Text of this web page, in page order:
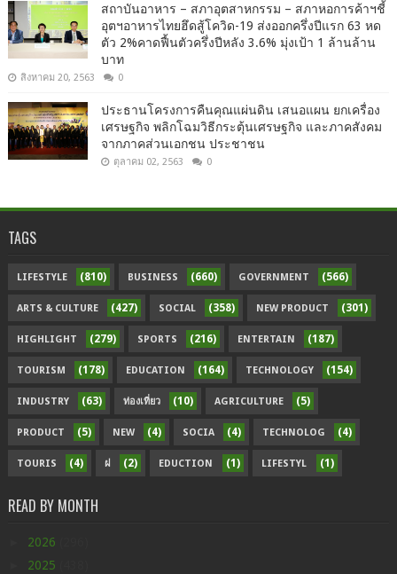
สถาบันอาหาร – สภาอุตสาหกรรม – สภาหอการค้าฯชี้
อุตฯอาหารไทยฮึดสู้โควิด-19 ส่งออกครึ่งปีแรก 63 หด
ตัว 2%คาดฟื้นตัวครึ่งปีหลัง 3.6% มุ่งเป้า 1 ล้านล้าน
บาท
สิงหาคม 20, 2563 0
ประธานโครงการคืนคุณแผ่นดิน เสนอแผน ยกเครื่อง
เศรษฐกิจ พลิกโฉมวิธีกระตุ้นเศรษฐกิจ และภาคสังคม
จากภาคส่วนเอกชน ประชาชน
ตุลาคม 02, 2563 0
TAGS
LIFESTYLE (810) BUSINESS (660) GOVERNMENT (566)
ARTS & CULTURE (427) SOCIAL (358) NEW PRODUCT (301)
HIGHLIGHT (279) SPORTS (216) ENTERTAIN (187)
TOURISM (178) EDUCATION (164) TECHNOLOGY (154)
INDUSTRY (63) ท่องเที่ยว (10) AGRICULTURE (5)
PRODUCT (5) NEW (4) SOCIA (4) TECHNOLOG (4)
TOURIS (4) ฝ (2) EDUCTION (1) LIFESTYL (1)
READ BY MONTH
2026
2025